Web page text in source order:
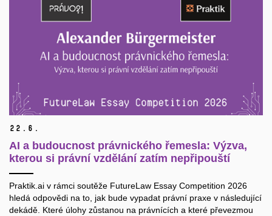
22. 6.
AI a budoucnost právnického řemesla: Výzva,
kterou si právní vzdělání zatím nepřipouští
Praktik.ai v rámci soutěže FutureLaw Essay Competition 2026
hledá odpovědi na to, jak bude vypadat právní praxe v následující
dekádě. Které úlohy zůstanou na právnících a které převezmou